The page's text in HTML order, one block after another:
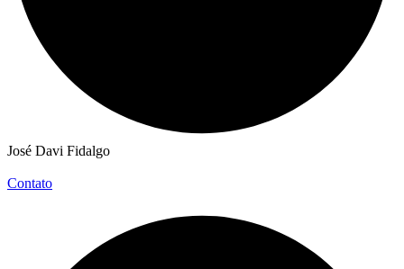
José Davi Fidalgo
Contato